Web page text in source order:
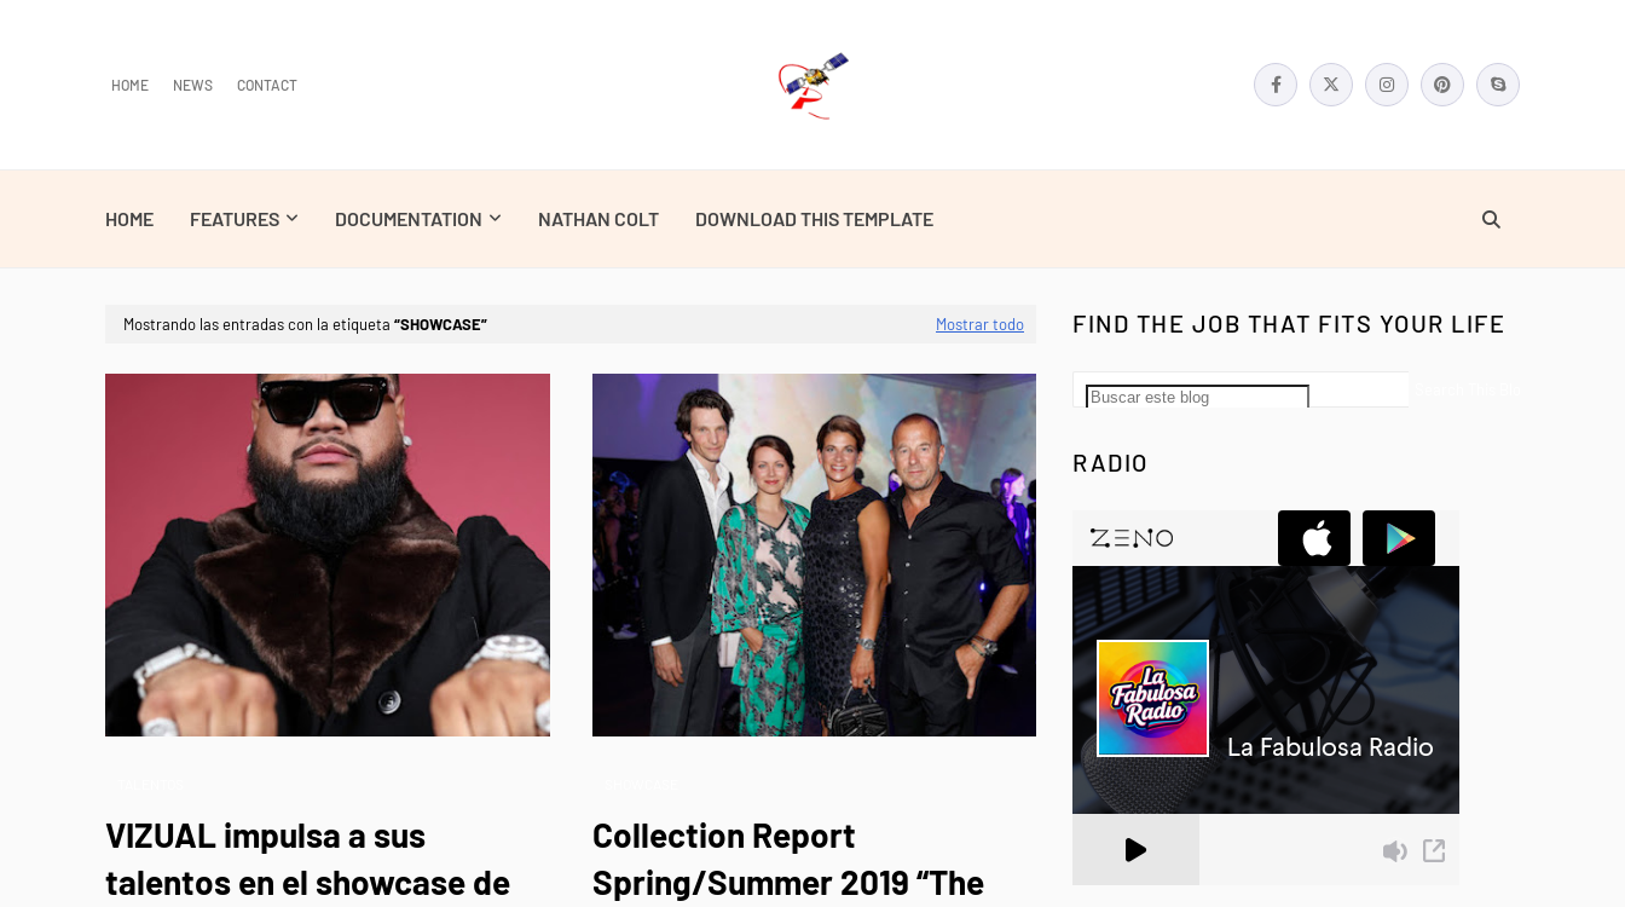
HOME NEWS CONTACT
HOME FEATURES DOCUMENTATION NATHAN COLT DOWNLOAD THIS TEMPLATE
Mostrando las entradas con la etiqueta SHOWCASE Mostrar todo
VIZUAL impulsa a sus
talentos en el showcase de
Collection Report
Spring/Summer 2019 “The
FIND THE JOB THAT FITS YOUR LIFE
RADIO